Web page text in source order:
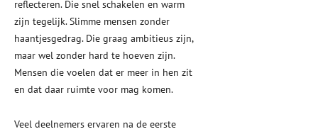
reflecteren. Die snel schakelen en warm
zijn tegelijk. Slimme mensen zonder
haantjesgedrag. Die graag ambitieus zijn,
maar wel zonder hard te hoeven zijn.
Mensen die voelen dat er meer in hen zit
en dat daar ruimte voor mag komen.
Veel deelnemers ervaren na de eerste